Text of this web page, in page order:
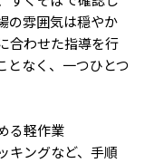
の雰囲気は穏やか
合わせた指導を行
となく、一つひとつ
る軽作業
キングなど、手順